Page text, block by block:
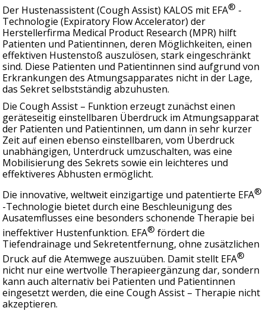
Der Hustenassistent (Cough Assist) KALOS mit EFA® -
Technologie (Expiratory Flow Accelerator) der
Herstellerfirma Medical Product Research (MPR) hilft
Patienten und Patientinnen, deren Möglichkeiten, einen
effektiven Hustenstoß auszulösen, stark eingeschränkt
sind. Diese Patienten und Patientinnen sind aufgrund von
Erkrankungen des Atmungsapparates nicht in der Lage,
das Sekret selbstständig abzuhusten.
Die Cough Assist – Funktion erzeugt zunächst einen
geräteseitig einstellbaren Überdruck im Atmungsapparat
der Patienten und Patientinnen, um dann in sehr kurzer
Zeit auf einen ebenso einstellbaren, vom Überdruck
unabhängigen, Unterdruck umzuschalten, was eine
Mobilisierung des Sekrets sowie ein leichteres und
effektiveres Abhusten ermöglicht.
Die innovative, weltweit einzigartige und patentierte EFA®
-Technologie bietet durch eine Beschleunigung des
Ausatemflusses eine besonders schonende Therapie bei
ineffektiver Hustenfunktion. EFA®fördert die
Tiefendrainage und Sekretentfernung, ohne zusätzlichen
Druck auf die Atemwege auszuüben. Damit stellt EFA®
nicht nur eine wertvolle Therapieergänzung dar, sondern
kann auch alternativ bei Patienten und Patientinnen
eingesetzt werden, die eine Cough Assist – Therapie nicht
akzeptieren.